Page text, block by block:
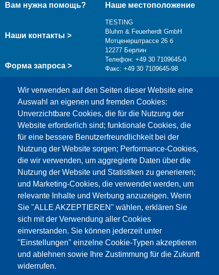
Wir verwenden auf den Seiten dieser Website eine
Auswahl an eigenen und fremden Cookies:
Unverzichtbare Cookies, die für die Nutzung der
Website erforderlich sind; funktionale Cookies, die
für eine bessere Benutzerfreundlichkeit bei der
Nutzung der Website sorgen; Performance-Cookies,
die wir verwenden, um aggregierte Daten über die
Nutzung der Website und Statistiken zu generieren;
und Marketing-Cookies, die verwendet werden, um
relevante Inhalte und Werbung anzuzeigen. Wenn
Sie "ALLE AKZEPTIEREN" wählen, erklären Sie
sich mit der Verwendung aller Cookies
einverstanden. Sie können jederzeit unter
"Einstellungen" einzelne Cookie-Typen akzeptieren
und ablehnen sowie Ihre Zustimmung für die Zukunft
widerrufen.
Вам нужна помощь?
Наши контакты >
Форма запроса >
Наше местоположение
TESTING
Bluhm & Feuerherdt GmbH
Мотценерштрассе 26 б
12277 Берлин
Телефон: +49 30 7109645-0
Факс: +49 30 7109645-98
info@testing.de
Этот материал заблокирован, потому что
файлы cookie Google Maps не были приняты.
НЕОБХОДИМО ПРИНЯТЬ ТОЛЬКО
ФАЙЛЫ COOKIE GOOGLE MAPS.
Alle Cookies akzeptieren